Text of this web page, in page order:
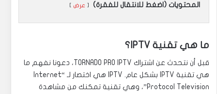
المحتويات (اضغط للانتقال للفقرة) عرض
ما هي تقنية IPTV؟
قبل أن نتحدث عن اشتراك TORNADO PRO IPTV، دعونا نفهم ما
هي تقنية IPTV بشكل عام. IPTV هي اختصار لـ “Internet
Protocol Television”، وهي تقنية تمكنك من مشاهدة